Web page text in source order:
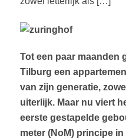
Tot een paar maanden
Tilburg een
van zijn generatie,
uiterlijk. Maar nu viert
eerste gestapelde
meter (NoM) principe